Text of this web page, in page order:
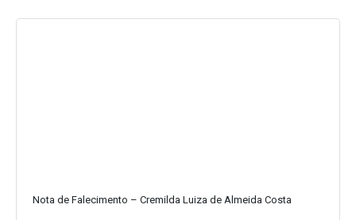
Nota de Falecimento – Cremilda Luiza de Almeida Costa